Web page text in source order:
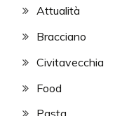
Attualità
Bracciano
Civitavecchia
Food